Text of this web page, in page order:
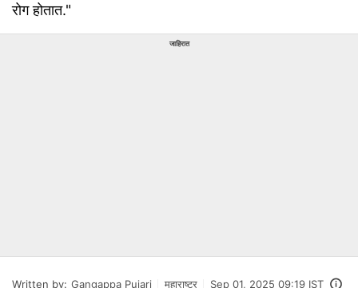
रोग होतात."
जाहिरात
Written by: Gangappa Pujari महाराष्ट्र Sep 01, 2025 09:19 IST